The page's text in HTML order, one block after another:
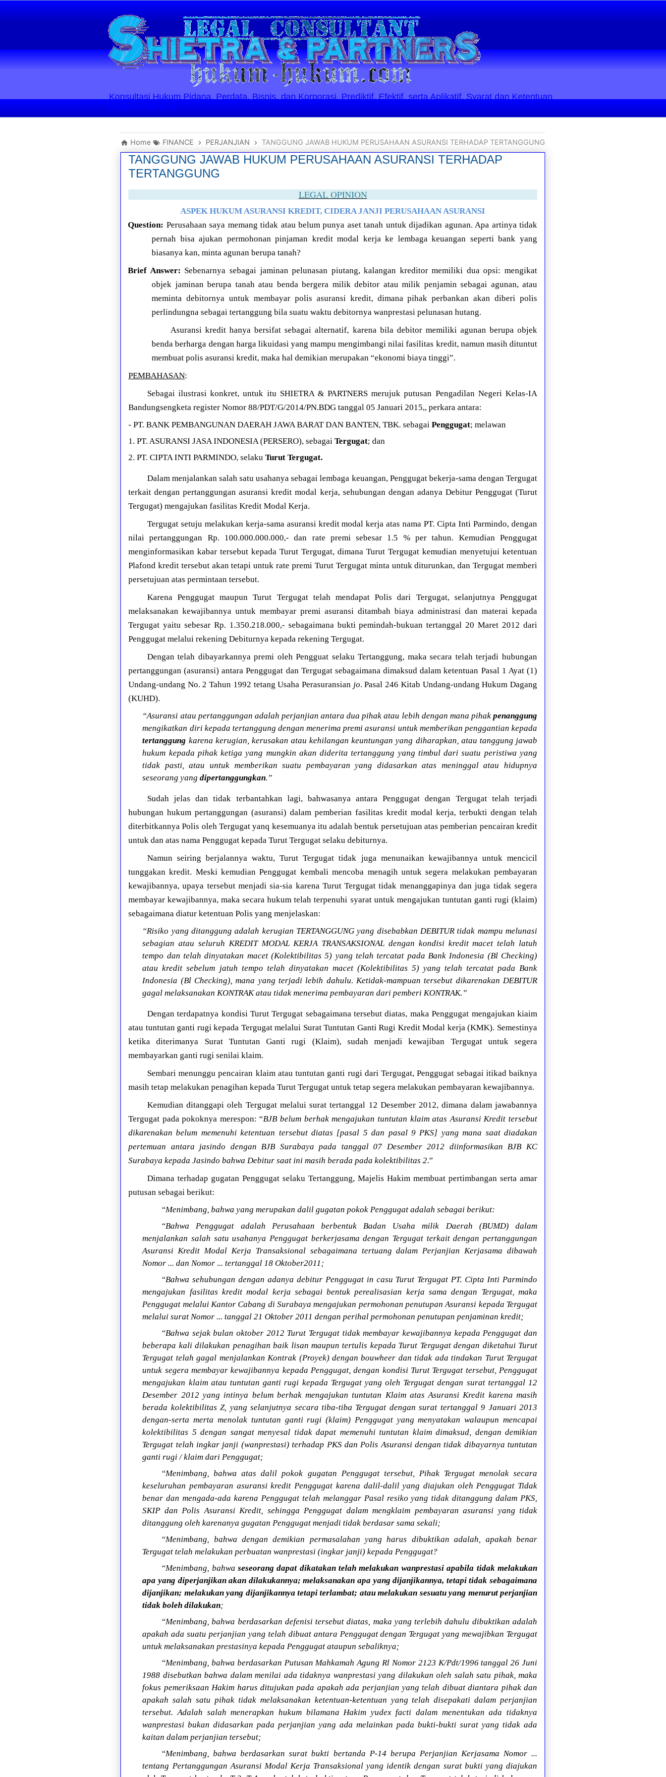
Konsultasi Hukum Pidana, Perdata, Bisnis, dan Korporasi. Prediktif, Efektif, serta Aplikatif. Syarat dan Ketentuan
Layanan Berlaku
Home FINANCE PERJANJIAN TANGGUNG JAWAB HUKUM PERUSAHAAN ASURANSI TERHADAP TERTANGGUNG
TANGGUNG JAWAB HUKUM PERUSAHAAN ASURANSI TERHADAP
TERTANGGUNG
LEGAL OPINION
ASPEK HUKUM ASURANSI KREDIT, CIDERA JANJI PERUSAHAAN ASURANSI
Question: Perusahaan saya memang tidak atau belum punya aset tanah untuk dijadikan agunan. Apa artinya tidak
pernah bisa ajukan permohonan pinjaman kredit modal kerja ke lembaga keuangan seperti bank yang
biasanya kan, minta agunan berupa tanah?
Brief Answer: Sebenarnya sebagai jaminan pelunasan piutang, kalangan kreditor memiliki dua opsi: mengikat
objek jaminan berupa tanah atau benda bergera milik debitor atau milik penjamin sebagai agunan, atau
meminta debitornya untuk membayar polis asuransi kredit, dimana pihak perbankan akan diberi polis
perlindungna sebagai tertanggung bila suatu waktu debitornya wanprestasi pelunasan hutang.
Asuransi kredit hanya bersifat sebagai alternatif, karena bila debitor memiliki agunan berupa objek
benda berharga dengan harga likuidasi yang mampu mengimbangi nilai fasilitas kredit, namun masih dituntut
membuat polis asuransi kredit, maka hal demikian merupakan “ekonomi biaya tinggi”.
PEMBAHASAN:
Sebagai ilustrasi konkret, untuk itu SHIETRA & PARTNERS merujuk putusan Pengadilan Negeri Kelas-IA
Bandungsengketa register Nomor 88/PDT/G/2014/PN.BDG tanggal 05 Januari 2015,, perkara antara:
- PT. BANK PEMBANGUNAN DAERAH JAWA BARAT DAN BANTEN, TBK. sebagai Penggugat; melawan
1. PT. ASURANSI JASA INDONESIA (PERSERO), sebagai Tergugat; dan
2. PT. CIPTA INTI PARMINDO, selaku Turut Tergugat.
Dalam menjalankan salah satu usahanya sebagai lembaga keuangan, Penggugat bekerja-sama dengan Tergugat
terkait dengan pertanggungan asuransi kredit modal kerja, sehubungan dengan adanya Debitur Penggugat (Turut
Tergugat) mengajukan fasilitas Kredit Modal Kerja.
Tergugat setuju melakukan kerja-sama asuransi kredit modal kerja atas nama PT. Cipta Inti Parmindo, dengan
nilai pertanggungan Rp. 100.000.000.000,- dan rate premi sebesar 1.5 % per tahun. Kemudian Penggugat
menginformasikan kabar tersebut kepada Turut Tergugat, dimana Turut Tergugat kemudian menyetujui ketentuan
Plafond kredit tersebut akan tetapi untuk rate premi Turut Tergugat minta untuk diturunkan, dan Tergugat memberi
persetujuan atas permintaan tersebut.
Karena Penggugat maupun Turut Tergugat telah mendapat Polis dari Tergugat, selanjutnya Penggugat
melaksanakan kewajibannya untuk membayar premi asuransi ditambah biaya administrasi dan materai kepada
Tergugat yaitu sebesar Rp. 1.350.218.000,- sebagaimana bukti pemindah-bukuan tertanggal 20 Maret 2012 dari
Penggugat melalui rekening Debiturnya kepada rekening Tergugat.
Dengan telah dibayarkannya premi oleh Pengguat selaku Tertanggung, maka secara telah terjadi hubungan
pertanggungan (asuransi) antara Penggugat dan Tergugat sebagaimana dimaksud dalam ketentuan Pasal 1 Ayat (1)
Undang-undang No. 2 Tahun 1992 tetang Usaha Perasuransian jo. Pasal 246 Kitab Undang-undang Hukum Dagang
(KUHD).
“Asuransi atau pertanggungan adalah perjanjian antara dua pihak atau lebih dengan mana pihak penanggung
mengikatkan diri kepada tertanggung dengan menerima premi asuransi untuk memberikan penggantian kepada
tertanggung karena kerugian, kerusakan atau kehilangan keuntungan yang diharapkan, atau tanggung jawab
hukum kepada pihak ketiga yang mungkin akan diderita tertanggung yang timbul dari suatu peristiwa yang
tidak pasti, atau untuk memberikan suatu pembayaran yang didasarkan atas meninggal atau hidupnya
seseorang yangdipertanggungkan.”
Sudah jelas dan tidak terbantahkan lagi, bahwasanya antara Penggugat dengan Tergugat telah terjadi
hubungan hukum pertanggungan (asuransi) dalam pemberian fasilitas kredit modal kerja, terbukti dengan telah
diterbitkannya Polis oleh Tergugat yanq kesemuanya itu adalah bentuk persetujuan atas pemberian pencairan kredit
untuk dan atas nama Penggugat kepada Turut Tergugat selaku debiturnya.
Namun seiring berjalannya waktu, Turut Tergugat tidak juga menunaikan kewajibannya untuk mencicil
tunggakan kredit. Meski kemudian Penggugat kembali mencoba menagih untuk segera melakukan pembayaran
kewajibannya, upaya tersebut menjadi sia-sia karena Turut Tergugat tidak menanggapinya dan juga tidak segera
membayar kewajibannya, maka secara hukum telah terpenuhi syarat untuk mengajukan tuntutan ganti rugi (klaim)
sebagaimana diatur ketentuan Polis yang menjelaskan:
“Risiko yang ditanggung adalah kerugian TERTANGGUNG yang disebabkan DEBITUR tidak mampu melunasi
sebagian atau seluruh KREDIT MODAL KERJA TRANSAKSIONAL dengan kondisi kredit macet telah latuh
tempo dan telah dinyatakan macet (Kolektibilitas 5) yang telah tercatat pada Bank Indonesia (Bl Checking)
atau kredit sebelum jatuh tempo telah dinyatakan macet (Kolektibilitas 5) yang telah tercatat pada Bank
Indonesia (Bl Checking), mana yang terjadi lebih dahulu. Ketidak-mampuan tersebut dikarenakan DEBITUR
gagal melaksanakan KONTRAK atau tidak menerima pembayaran dari pemberi KONTRAK.”
Dengan terdapatnya kondisi Turut Tergugat sebagaimana tersebut diatas, maka Penggugat mengajukan kiaim
atau tuntutan ganti rugi kepada Tergugat melalui Surat Tuntutan Ganti Rugi Kredit Modal kerja (KMK). Semestinya
ketika diterimanya Surat Tuntutan Ganti rugi (Klaim), sudah menjadi kewajiban Tergugat untuk segera
membayarkan ganti rugi senilai klaim.
Sembari menunggu pencairan klaim atau tuntutan ganti rugi dari Tergugat, Penggugat sebagai itikad baiknya
masih tetap melakukan penagihan kepada Turut Tergugat untuk tetap segera melakukan pembayaran kewajibannya.
Kemudian ditanggapi oleh Tergugat melalui surat tertanggal 12 Desember 2012, dimana dalam jawabannya
Tergugat pada pokoknya merespon: “BJB belum berhak mengajukan tuntutan klaim atas Asuransi Kredit tersebut
dikarenakan belum memenuhi ketentuan tersebut diatas [pasal 5 dan pasal 9 PKS] yang mana saat diadakan
pertemuan antara jasindo dengan BJB Surabaya pada tanggal 07 Desember 2012 diinformasikan BJB KC
Surabaya kepada Jasindo bahwa Debitur saat ini masih berada pada kolektibilitas 2.”
Dimana terhadap gugatan Penggugat selaku Tertanggung, Majelis Hakim membuat pertimbangan serta amar
putusan sebagai berikut:
“Menimbang, bahwa yang merupakan dalil gugatan pokok Penggugat adalah sebagai berikut:
“Bahwa Penggugat adalah Perusahaan berbentuk Badan Usaha milik Daerah (BUMD) dalam
menjalankan salah satu usahanya Penggugat berkerjasama dengan Tergugat terkait dengan pertanggungan
Asuransi Kredit Modal Kerja Transaksional sebagaimana tertuang dalam Perjanjian Kerjasama dibawah
Nomor ... dan Nomor ... tertanggal 18 Oktober2011;
“Bahwa sehubungan dengan adanya debitur Penggugat in casu Turut Tergugat PT. Cipta Inti Parmindo
mengajukan fasilitas kredit modal kerja sebagai bentuk perealisasian kerja sama dengan Tergugat, maka
Penggugat melalui Kantor Cabang di Surabaya mengajukan permohonan penutupan Asuransi kepada Tergugat
melalui surat Nomor ... tanggal 21 Oktober 2011 dengan perihal permohonan penutupan penjaminan kredit;
“Bahwa sejak bulan oktober 2012 Turut Tergugat tidak membayar kewajibannya kepada Penggugat dan
beberapa kali dilakukan penagihan baik lisan maupun tertulis kepada Turut Tergugat dengan diketahui Turut
Tergugat telah gagal menjalankan Kontrak (Proyek) dengan bouwheer dan tidak ada tindakan Turut Tergugat
untuk segera membayar kewajibannya kepada Penggugat, dengan kondisi Turut Tergugat tersebut, Penggugat
mengajukan klaim atau tuntutan ganti rugi kepada Tergugat yang oleh Tergugat dengan surat tertanggal 12
Desember 2012 yang intinya belum berhak mengajukan tuntutan Klaim atas Asuransi Kredit karena masih
berada kolektibilitas Z, yang selanjutnya secara tiba-tiba Tergugat dengan surat tertanggal 9 Januari 2013
dengan-serta merta menolak tuntutan ganti rugi (klaim) Penggugat yang menyatakan walaupun mencapai
kolektibilitas 5 dengan sangat menyesal tidak dapat memenuhi tuntutan klaim dimaksud, dengan demikian
Tergugat telah ingkar janji (wanprestasi) terhadap PKS dan Polis Asuransi dengan tidak dibayarnya tuntutan
ganti rugi / klaim dari Penggugat;
“Menimbang, bahwa atas dalil pokok gugatan Penggugat tersebut, Pihak Tergugat menolak secara
keseluruhan pembayaran asuransi kredit Penggugat karena dalil-dalil yang diajukan oleh Penggugat Tidak
benar dan mengada-ada karena Penggugat telah melanggar Pasal resiko yang tidak ditanggung dalam PKS,
SKIP dan Polis Asuransi Kredit, sehingga Penggugat dalam mengklaim pembayaran asuransi yang tidak
ditanggung oleh karenanya gugatan Penggugat menjadi tidak berdasar sama sekali;
“Menimbang, bahwa dengan demikian permasalahan yang harus dibuktikan adalah, apakah benar
Tergugat telah melakukan perbuatan wanprestasi (ingkar janji) kepada Penggugat?
“Menimbang, bahwa seseorang dapat dikatakan telah melakukan wanprestasi apabila tidak melakukan
apa yang diperjanjikan akan dilakukannya; melaksanakan apa yang dijanjikannya, tetapi tidak sebagaimana
dijanjikan; melakukan yang dijanjikannya tetapi terlambat; atau melakukan sesuatu yang menurut perjanjian
tidak boleh dilakukan;
“Menimbang, bahwa berdasarkan defenisi tersebut diatas, maka yang terlebih dahulu dibuktikan adalah
apakah ada suatu perjanjian yang telah dibuat antara Penggugat dengan Tergugat yang mewajibkan Tergugat
untuk melaksanakan prestasinya kepada Penggugat ataupun sebaliknya;
“Menimbang, bahwa berdasarkan Putusan Mahkamah Agung Rl Nomor 2123 K/Pdt/1996 tanggal 26 Juni
1988 disebutkan bahwa dalam menilai ada tidaknya wanprestasi yang dilakukan oleh salah satu pihak, maka
fokus pemeriksaan Hakim harus ditujukan pada apakah ada perjanjian yang telah dibuat diantara pihak dan
apakah salah satu pihak tidak melaksanakan ketentuan-ketentuan yang telah disepakati dalam perjanjian
tersebut. Adalah salah menerapkan hukum bilamana Hakim yudex facti dalam menentukan ada tidaknya
wanprestasi bukan didasarkan pada perjanjian yang ada melainkan pada bukti-bukti surat yang tidak ada
kaitan dalam perjanjian tersebut;
“Menimbang, bahwa berdasarkan surat bukti bertanda P-14 berupa Perjanjian Kerjasama Nomor ...
tentang Pertanggungan Asuransi Modal Kerja Transaksional yang identik dengan surat bukti yang diajukan